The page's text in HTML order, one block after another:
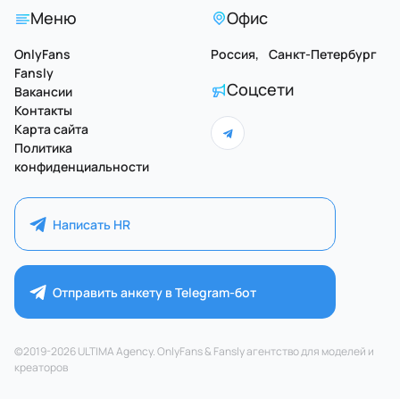
Меню
OnlyFans
Fansly
Вакансии
Контакты
Карта сайта
Политика
конфиденциальности
Офис
Россия, Санкт-Петербург
Соцсети
Написать HR
Отправить анкету в Telegram-бот
©2019-2026 ULTIMA Agency. OnlyFans & Fansly агентство для моделей и
креаторов